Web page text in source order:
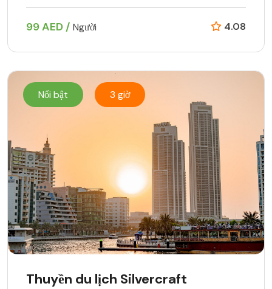
99 AED / Người 4.08
Nổi bật 3 giờ
Thuyền du lịch Silvercraft